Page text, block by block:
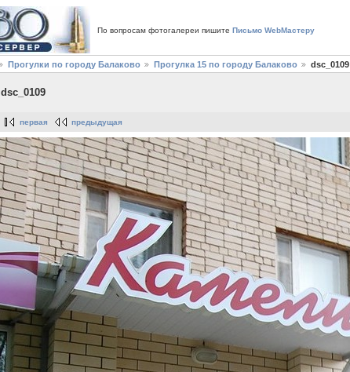
По вопросам фотогалереи пишите Письмо WebМастеру
Прогулки по городу Балаково Прогулка 15 по городу Балаково dsc_0109
dsc_0109
первая предыдущая